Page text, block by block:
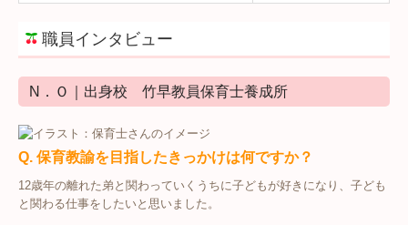
職員インタビュー
N．Ｏ｜出身校 竹早教員保育士養成所
Q. 保育教諭を目指したきっかけは何ですか？
12歳年の離れた弟と関わっていくうちに子どもが好きになり、子ども
と関わる仕事をしたいと思いました。